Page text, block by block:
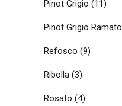
Pinot Grigio (11)
Pinot Grigio Ramato
Refosco (9)
Ribolla (3)
Rosato (4)